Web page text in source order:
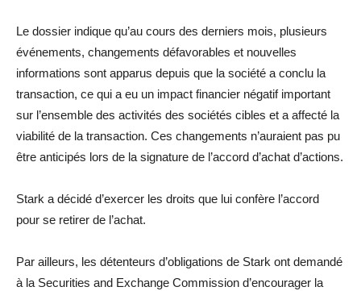
Le dossier indique qu’au cours des derniers mois, plusieurs
événements, changements défavorables et nouvelles
informations sont apparus depuis que la société a conclu la
transaction, ce qui a eu un impact financier négatif important
sur l’ensemble des activités des sociétés cibles et a affecté la
viabilité de la transaction. Ces changements n’auraient pas pu
être anticipés lors de la signature de l’accord d’achat d’actions.
Stark a décidé d’exercer les droits que lui confère l’accord
pour se retirer de l’achat.
Par ailleurs, les détenteurs d’obligations de Stark ont demandé
à la Securities and Exchange Commission d’encourager la